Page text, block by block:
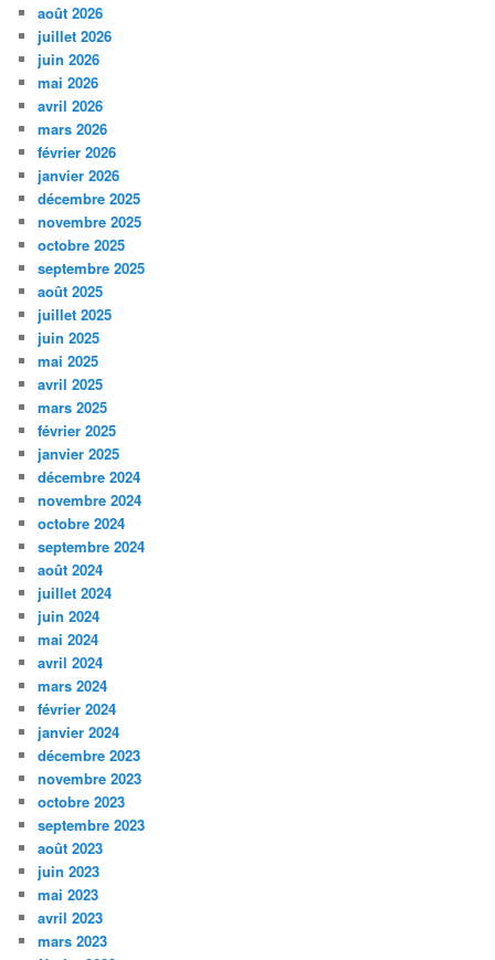
août 2026
juillet 2026
juin 2026
mai 2026
avril 2026
mars 2026
février 2026
janvier 2026
décembre 2025
novembre 2025
octobre 2025
septembre 2025
août 2025
juillet 2025
juin 2025
mai 2025
avril 2025
mars 2025
février 2025
janvier 2025
décembre 2024
novembre 2024
octobre 2024
septembre 2024
août 2024
juillet 2024
juin 2024
mai 2024
avril 2024
mars 2024
février 2024
janvier 2024
décembre 2023
novembre 2023
octobre 2023
septembre 2023
août 2023
juin 2023
mai 2023
avril 2023
mars 2023